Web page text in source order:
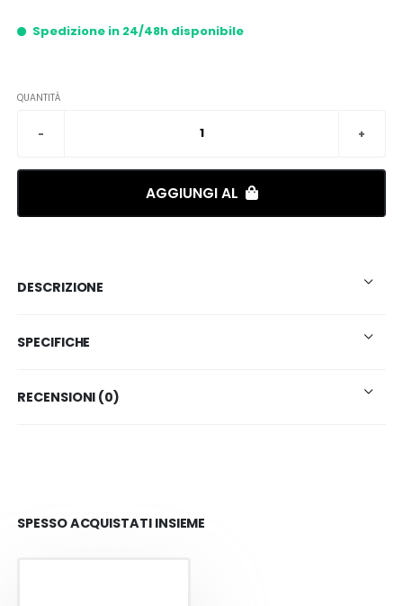
Spedizione in 24/48h disponibile
QUANTITÀ
AGGIUNGI AL
DESCRIZIONE
SPECIFICHE
RECENSIONI (0)
SPESSO ACQUISTATI INSIEME